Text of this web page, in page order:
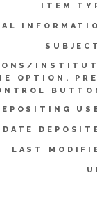
ITEM
OPTION.
DATE
LAST